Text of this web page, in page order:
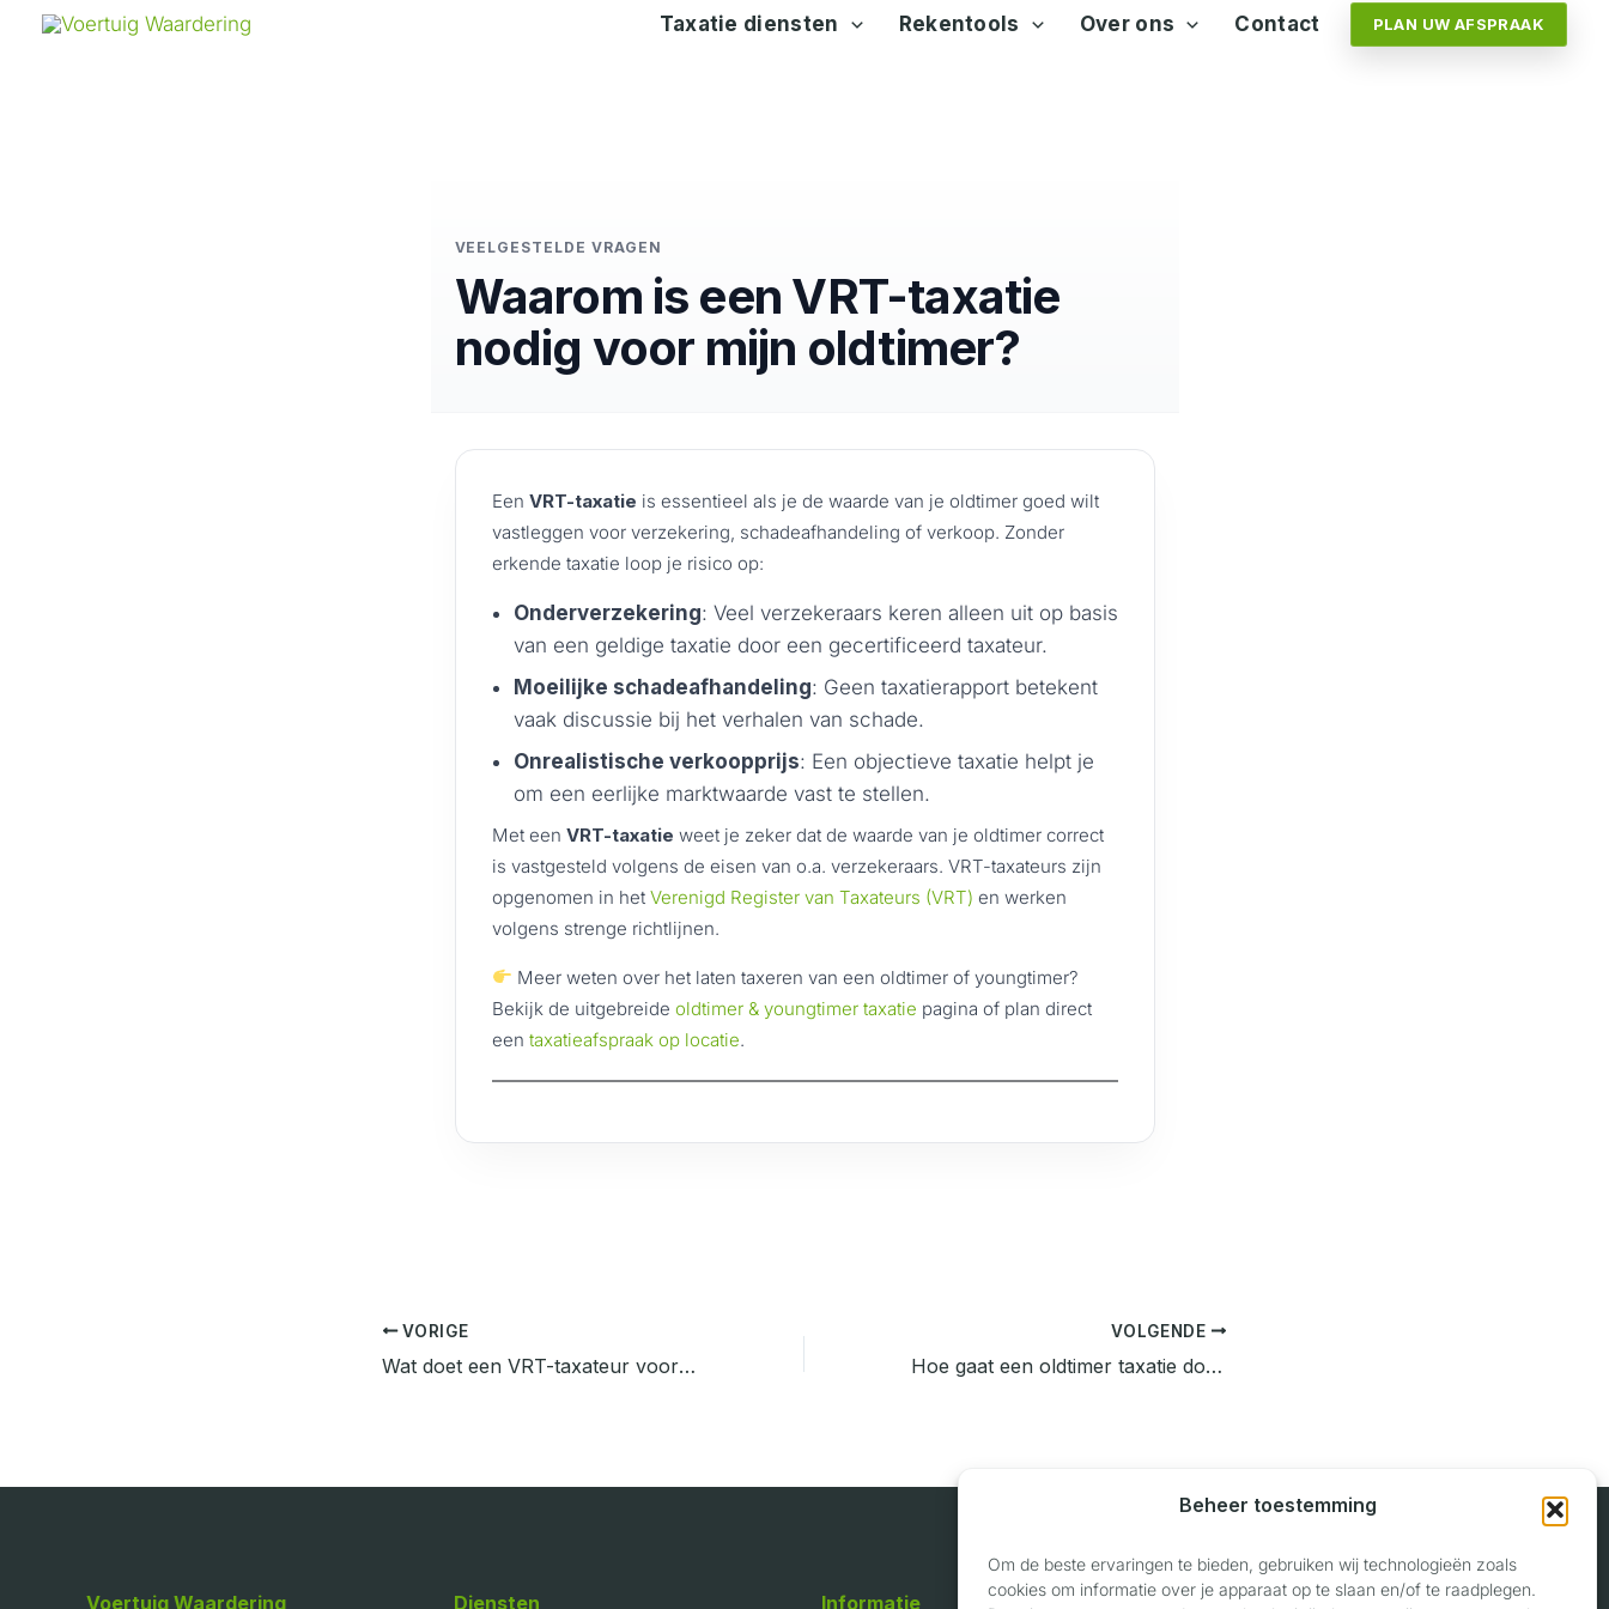
Beheer toestemming
Om de beste ervaringen te bieden, gebruiken wij technologieën zoals
cookies om informatie over je apparaat op te slaan en/of te raadplegen.
Taxatie diensten Rekentools Over ons Contact PLAN UW AFSPRAAK
VEELGESTELDE VRAGEN
Waarom is een VRT-taxatie
nodig voor mijn oldtimer?
Een VRT-taxatie is essentieel als je de waarde van je oldtimer goed wilt
vastleggen voor verzekering, schadeafhandeling of verkoop. Zonder
erkende taxatie loop je risico op:
Onderverzekering: Veel verzekeraars keren alleen uit op basis
van een geldige taxatie door een gecertificeerd taxateur.
Moeilijke schadeafhandeling: Geen taxatierapport betekent
vaak discussie bij het verhalen van schade.
Onrealistische verkoopprijs: Een objectieve taxatie helpt je
om een eerlijke marktwaarde vast te stellen.
Met een VRT-taxatie weet je zeker dat de waarde van je oldtimer correct
is vastgesteld volgens de eisen van o.a. verzekeraars. VRT-taxateurs zijn
opgenomen in het Verenigd Register van Taxateurs (VRT) en werken
volgens strenge richtlijnen.
Meer weten over het laten taxeren van een oldtimer of youngtimer?
Bekijk de uitgebreide oldtimer & youngtimer taxatie pagina of plan direct
een taxatieafspraak op locatie.
VORIGE
Wat doet een VRT-taxateur voor oldtimers?
VOLGENDE
Hoe gaat een oldtimer taxatie door een VRT-taxateur in zijn werk?
Voertuig Waardering Diensten Informatie Contact